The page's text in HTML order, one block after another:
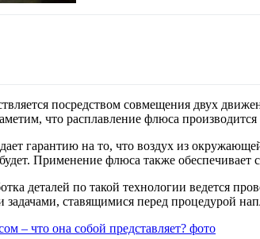
посредством совмещения двух
что расплавление флюса
гарантию на то, что воздух из
Применение флюса также обеспечивает
деталей по такой технологии ведется
задачами, ставящимися перед процедурой